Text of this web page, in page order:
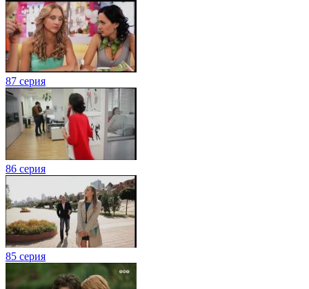
87 серия
86 серия
85 серия